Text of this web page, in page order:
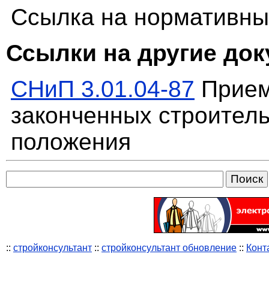
Ссылка на
Ссылки на другие
СНиП 3.01.04-87
законченных
положения
:: стройконсультант :: стройконсультант обновление ::